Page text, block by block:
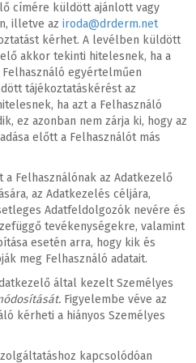
címére küldött ajánlott vagy
illetve az iroda@drderm.net
kérhet. A levélben küldött
akkor tekinti hitelesnek, ha a
egyértelműen
tájékoztatáskérést az
ha azt a Felhasználó
ez azonban nem zárja ki, hogy az
előtt a Felhasználót más
Felhasználónak az Adatkezelő
az Adatkezelés céljára,
Adatfeldolgozók nevére és
tevékenységekre, valamint
esetén arra, hogy kik és
meg Felhasználó adatait.
által kezelt Személyes
Figyelembe véve az
kérheti a hiányos Személyes
kapcsolódóan